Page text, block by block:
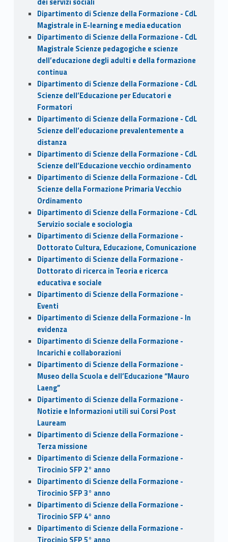
Dipartimento di Scienze della Formazione - CdL
Magistrale in E-learning e media education
Dipartimento di Scienze della Formazione - CdL
Magistrale Scienze pedagogiche e scienze
dell’educazione degli adulti e della formazione
continua
Dipartimento di Scienze della Formazione - CdL
Scienze dell’Educazione per Educatori e
Formatori
Dipartimento di Scienze della Formazione - CdL
Scienze dell’educazione prevalentemente a
distanza
Dipartimento di Scienze della Formazione - CdL
Scienze dell’Educazione vecchio ordinamento
Dipartimento di Scienze della Formazione - CdL
Scienze della Formazione Primaria Vecchio
Ordinamento
Dipartimento di Scienze della Formazione - CdL
Servizio sociale e sociologia
Dipartimento di Scienze della Formazione -
Dottorato Cultura, Educazione, Comunicazione
Dipartimento di Scienze della Formazione -
Dottorato di ricerca in Teoria e ricerca
educativa e sociale
Dipartimento di Scienze della Formazione -
Eventi
Dipartimento di Scienze della Formazione - In
evidenza
Dipartimento di Scienze della Formazione -
Incarichi e collaborazioni
Dipartimento di Scienze della Formazione -
Museo della Scuola e dell’Educazione “Mauro
Laeng”
Dipartimento di Scienze della Formazione -
Notizie e Informazioni utili sui Corsi Post
Lauream
Dipartimento di Scienze della Formazione -
Terza missione
Dipartimento di Scienze della Formazione -
Tirocinio SFP 2° anno
Dipartimento di Scienze della Formazione -
Tirocinio SFP 3° anno
Dipartimento di Scienze della Formazione -
Tirocinio SFP 4° anno
Dipartimento di Scienze della Formazione -